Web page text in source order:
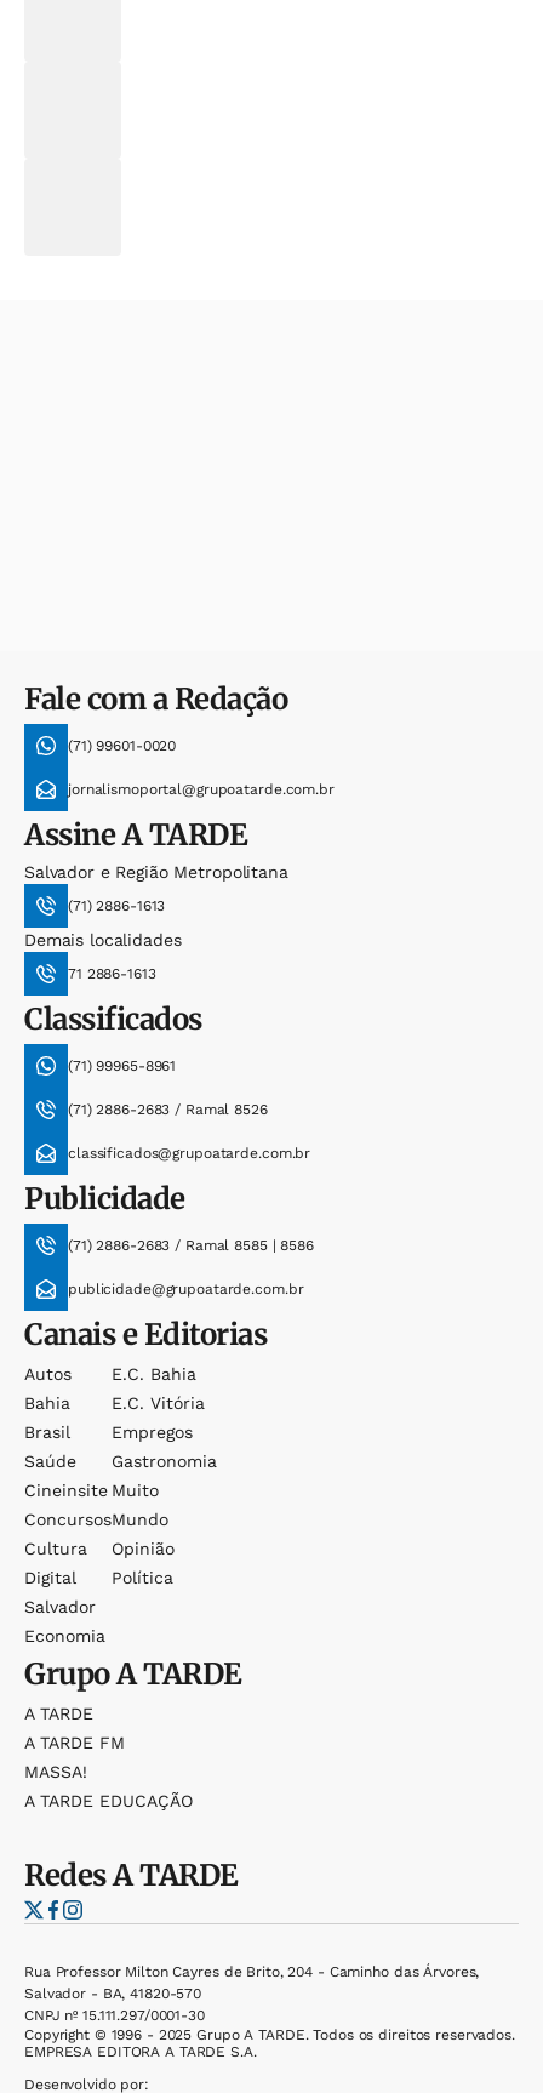
Fale com a Redação
(71) 99601-0020
jornalismoportal@grupoatarde.com.br
AssineA TARDE
Salvador e Região Metropolitana
(71) 2886-1613
Demais localidades
71 2886-1613
Classificados
(71) 99965-8961
(71) 2886-2683 / Ramal 8526
classificados@grupoatarde.com.br
Publicidade
(71) 2886-2683 / Ramal 8585 | 8586
publicidade@grupoatarde.com.br
Canais e Editorias
Autos
Bahia
Brasil
Saúde
Cineinsite
Concursos
Cultura
Digital
Salvador
Economia
E.c. Bahia
E.c. Vitória
Empregos
Gastronomia
Muito
Mundo
Opinião
Política
GrupoA TARDE
A TARDE
A TARDE FM
MASSA!
A TARDE EDUCAÇÃO
RedesA TARDE
Rua Professor Milton Cayres de Brito, 204 - Caminho das Árvores,
Salvador - BA, 41820-570
CNPJ nº 15.111.297/0001-30
Copyright © 1996 - 2025 Grupo A TARDE. Todos os direitos reservados.
EMPRESA EDITORA A TARDE S.A.
Desenvolvido por: